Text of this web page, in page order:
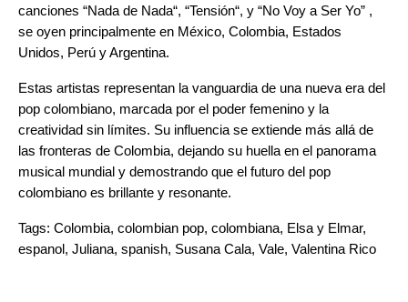
canciones “Nada de Nada“, “Tensión“, y “No Voy a Ser Yo” ,
se oyen principalmente en México, Colombia, Estados
Unidos, Perú y Argentina.
Estas artistas representan la vanguardia de una nueva era del
pop colombiano, marcada por el poder femenino y la
creatividad sin límites. Su influencia se extiende más allá de
las fronteras de Colombia, dejando su huella en el panorama
musical mundial y demostrando que el futuro del pop
colombiano es brillante y resonante.
Tags: Colombia, colombian pop, colombiana, Elsa y Elmar,
espanol, Juliana, spanish, Susana Cala, Vale, Valentina Rico